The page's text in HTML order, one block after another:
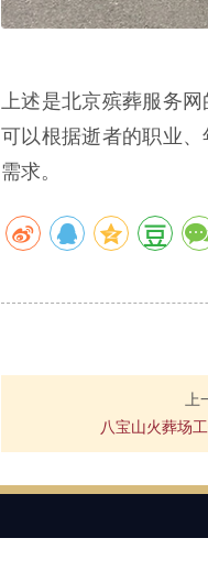
上述是北京殡葬服务
可以根据逝者的职业
需求。
上
八宝山火葬场